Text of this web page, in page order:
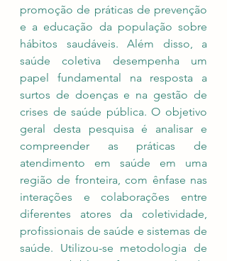
promoção de práticas de prevenção
e a educação da população sobre
hábitos saudáveis. Além disso, a
saúde coletiva desempenha um
papel fundamental na resposta a
surtos de doenças e na gestão de
crises de saúde pública. O objetivo
geral desta pesquisa é analisar e
compreender as práticas de
atendimento em saúde em uma
região de fronteira, com ênfase nas
interações e colaborações entre
diferentes atores da coletividade,
profissionais de saúde e sistemas de
saúde. Utilizou-se metodologia de